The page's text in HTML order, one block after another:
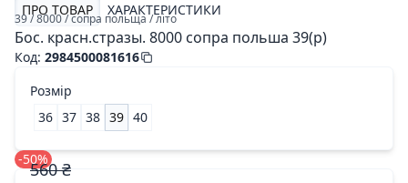
ПРО ТОВАР ХАРАКТЕРИСТИКИ
39 / 8000 / сопра польща / літо
Бос. красн.стразы. 8000 сопра польша 39(р)
Код: 2984500081616
Розмір
36 37 38 39 40
-50%
560 ₴